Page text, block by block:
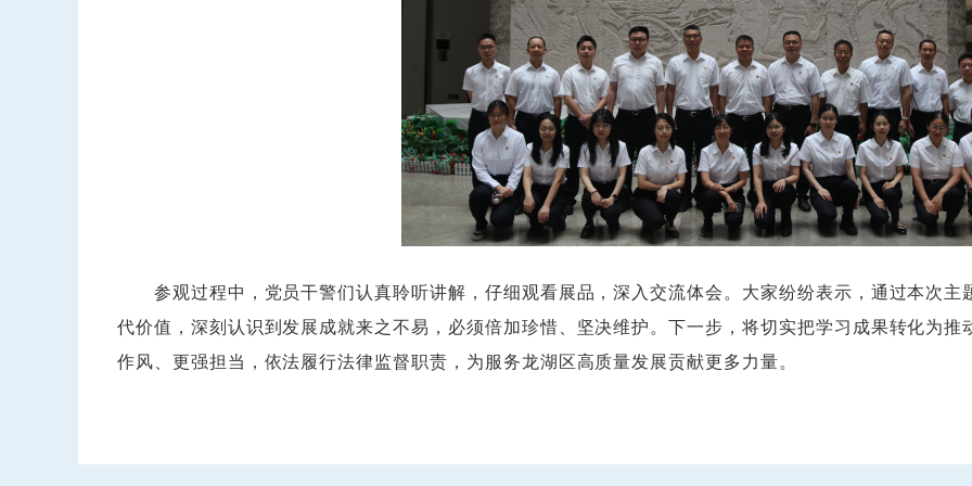
参观过程中，党员干警们认真聆听讲解，仔细观看展品，深入交流体会。大家纷纷表示，通过本次主
代价值，深刻认识到发展成就来之不易，必须倍加珍惜、坚决维护。下一步，将切实把学习成果转化为
作风、更强担当，依法履行法律监督职责，为服务龙湖区高质量发展贡献更多力量。